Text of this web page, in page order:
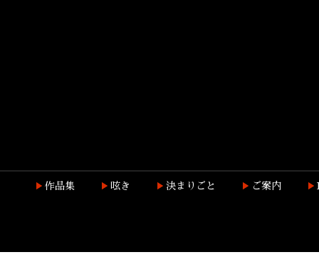
作品集 呟き 決まりごと ご案内